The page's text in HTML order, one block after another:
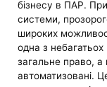
бізнесу в ПАР.
системи,
широких
одна з небагатьох
загальне право, а
автоматизовані.